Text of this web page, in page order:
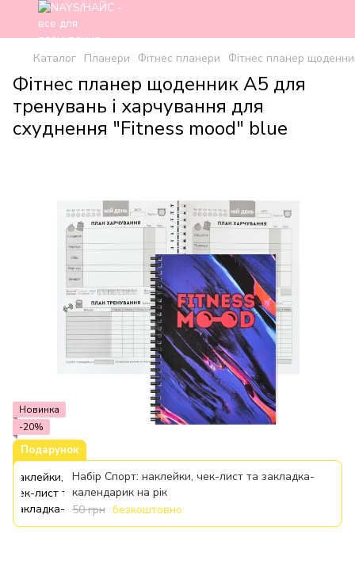
Каталог Планери Фітнес планери Фітнес планер
Фітнес планер щоденник А5 для
тренувань і харчування для
схуднення "Fitness mood" blue
Новинка
-20%
Подарунок
Набір Спорт: наклейки, чек-лист та закладка-
календарик на рік
50 грн безкоштовно